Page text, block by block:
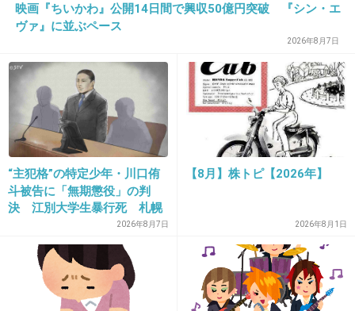
こわーっ！
+10
21. 匿名 2013/09/03(火) 15:58:06
なんでそうするのか理解不能。
最低。
+15 -0
映画『ちいかわ』公開14日間で興収50億円突破 『シン・エ
ヴァ』に並ぶペース
2026年8月7日
“主犯格”の特定少年・川口侑
斗被告に「無期懲役」の判
決 江別大学生暴行死 札幌
2026年8月7日
【8月】株トピ【2026年】
2026年8月1日